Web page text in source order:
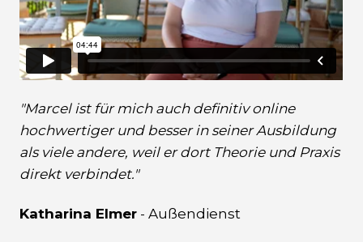
"Marcel ist für mich auch definitiv online
hochwertiger und besser in seiner Ausbildung
als viele andere, weil er dort Theorie und Praxis
direkt verbindet."
Katharina Elmer - Außendienst